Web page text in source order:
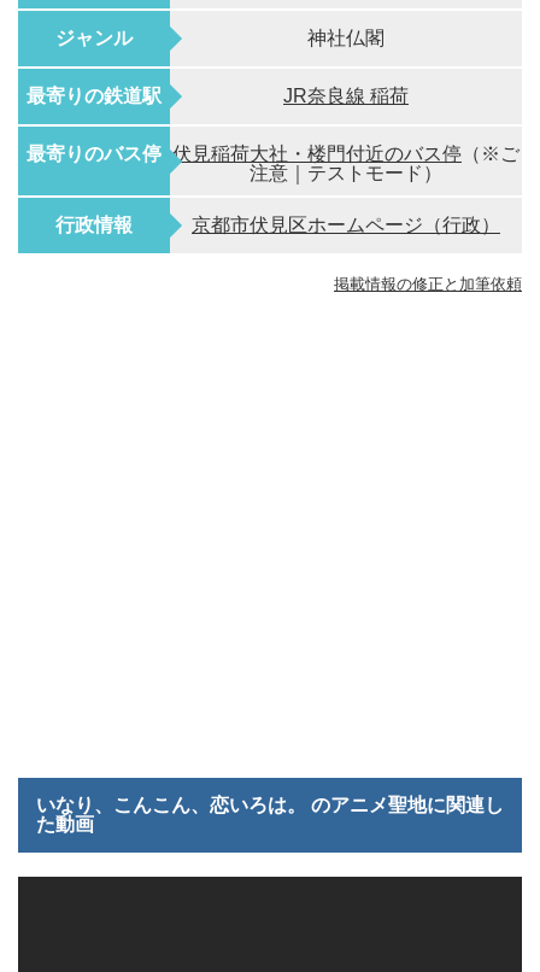
ジャンル 神社仏閣
最寄りの鉄道駅 JR奈良線 稲荷
最寄りのバス停 伏見稲荷大社・楼門付近のバス停 （※ご
注意｜テストモード）
行政情報 京都市伏見区ホームページ（行政）
掲載情報の修正と加筆依頼
いなり、こんこん、恋いろは。 のアニメ聖地に関連し
た動画